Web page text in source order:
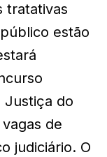
tratativas
estão
Justiça do
de
judiciário. O